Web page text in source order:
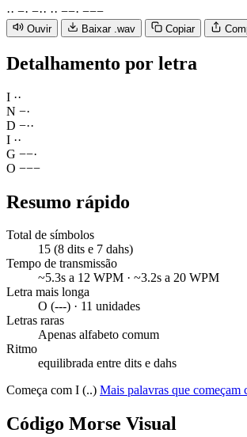
·· −· −·· ·· −−· −−−
Ouvir Baixar .wav Copiar
Detalhamento por letra
I ··
N −·
D −··
I ··
G −−·
O −−−
Resumo rápido
Total de símbolos
15 (8 dits e 7 dahs)
Tempo de transmissão
~5.3s a 12 WPM · ~3.2s a 20 WPM
Letra mais longa
O (---) · 11 unidades
Letras raras
Apenas alfabeto comum
Ritmo
equilibrada entre dits e dahs
Começa com I (..) Mais palavras que começam
Código Morse Visual